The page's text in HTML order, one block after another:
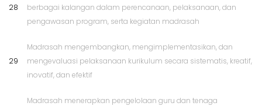
28
berbagai kalangan dalam perencanaan, pelaksanaan, dan
pengawasan program, serta kegiatan madrasah
29
Madrasah mengembangkan, mengimplementasikan, dan
mengevaluasi pelaksanaan kurikulum secara sistematis, kreatif,
inovatif, dan efektif
Madrasah menerapkan pengelolaan guru dan tenaga